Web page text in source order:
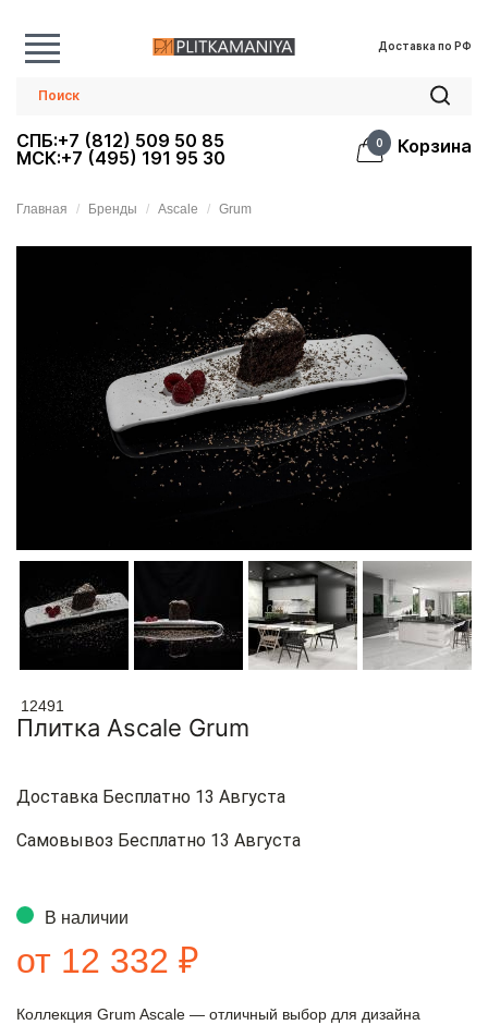
Доставка по РФ
СПБ:+7 (812) 509 50 85
МСК:+7 (495) 191 95 30
0 Корзина
Главная Бренды Ascale Grum
12491
Плитка Ascale Grum
Доставка Бесплатно 13 Августа
Самовывоз Бесплатно 13 Августа
В наличии
от 12 332 ₽
Коллекция Grum Ascale — отличный выбор для дизайна